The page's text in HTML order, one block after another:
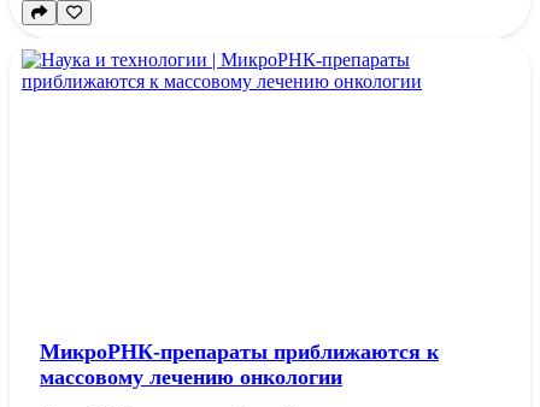
МикроРНК-препараты приближаются к
массовому лечению онкологии